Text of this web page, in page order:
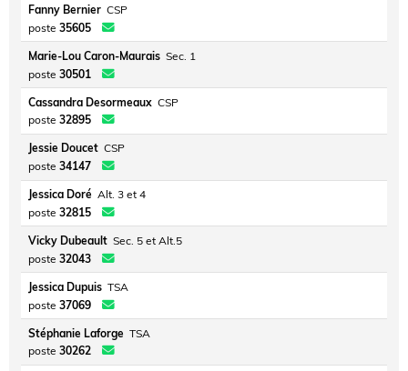
Fanny Bernier CSP
poste 35605
Marie-Lou Caron-Maurais Sec. 1
poste 30501
Cassandra Desormeaux CSP
poste 32895
Jessie Doucet CSP
poste 34147
Jessica Doré Alt. 3 et 4
poste 32815
Vicky Dubeault Sec. 5 et Alt.5
poste 32043
Jessica Dupuis TSA
poste 37069
Stéphanie Laforge TSA
poste 30262